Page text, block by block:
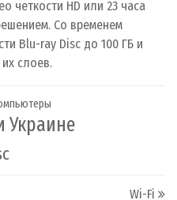
четкости HD или 23 часа
Со временем
Blu-ray Disc до 100 ГБ и
слоев.
Украине
Wi-Fi